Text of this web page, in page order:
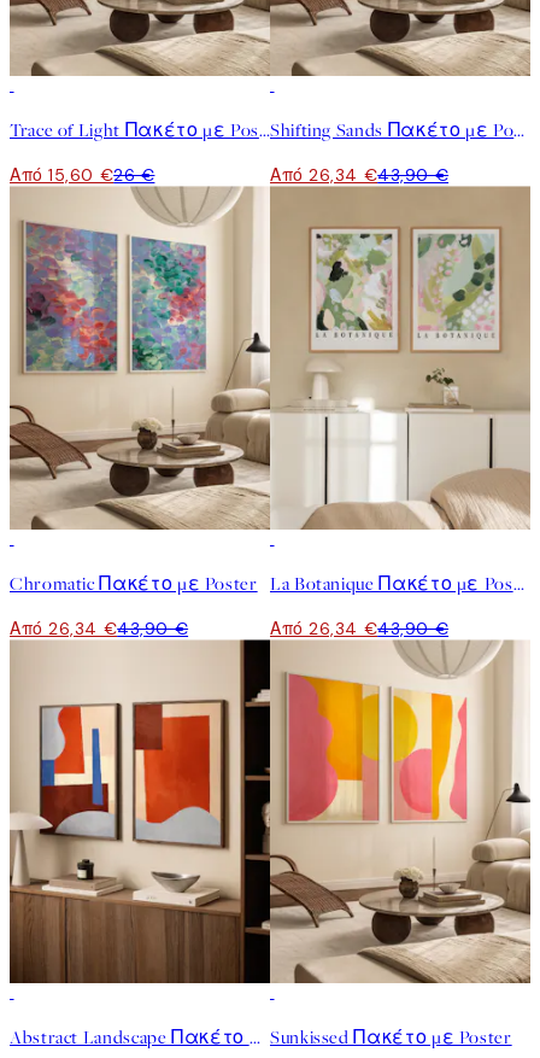
Trace of Light Πακέτο με Poster
Από 15,60 €26 €
Shifting Sands Πακέτο με Poster
Από 26,34 €43,90 €
Chromatic Πακέτο με Poster
Από 26,34 €43,90 €
La Botanique Πακέτο με Poster
Από 26,34 €43,90 €
Abstract Landscape Πακέτο με Poster Sunkissed Πακέτο με Poster